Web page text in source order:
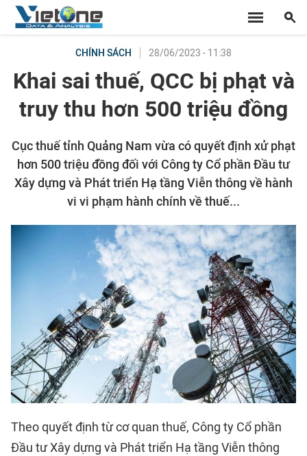
CHÍNH SÁCH 28/06/2023 - 11:38
Khai sai thuế, QCC bị phạt và
truy thu hơn 500 triệu đồng
Cục thuế tỉnh Quảng Nam vừa có quyết định xử phạt
hơn 500 triệu đồng đối với Công ty Cổ phần Đầu tư
Xây dựng và Phát triển Hạ tầng Viễn thông về hành
vi vi phạm hành chính về thuế...
Theo quyết định từ cơ quan thuế, Công ty Cổ phần
Đầu tư Xây dựng và Phát triển Hạ tầng Viễn thông